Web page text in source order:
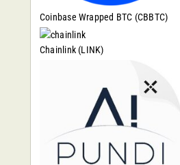
Coinbase Wrapped BTC (CBBTC)
Chainlink (LINK)